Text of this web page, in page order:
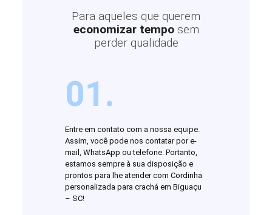
Para aqueles que querem
economizar tempo sem
perder qualidade
01.
Entre em contato com a nossa equipe.
Assim, você pode nos contatar por e-
mail, WhatsApp ou telefone. Portanto,
estamos sempre à sua disposição e
prontos para lhe atender com Cordinha
personalizada para crachá em Biguaçu
– SC!